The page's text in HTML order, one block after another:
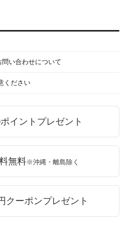
い合わせについて
ください
イントプレゼント
無料※沖縄・離島除く
クーポンプレゼント